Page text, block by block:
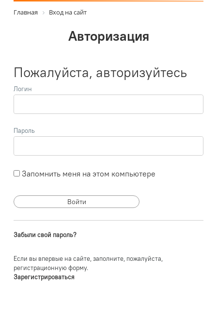
Главная Вход на сайт
Авторизация
Пожалуйста, авторизуйтесь
Логин
Пароль
Запомнить меня на этом компьютере
Забыли свой пароль?
Если вы впервые на сайте, заполните, пожалуйста,
регистрационную форму.
Зарегистрироваться